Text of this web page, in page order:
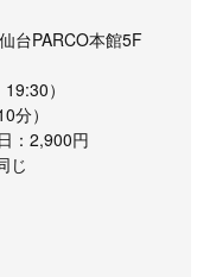
台PARCO本館5F
）
分）
：2,900円
じ